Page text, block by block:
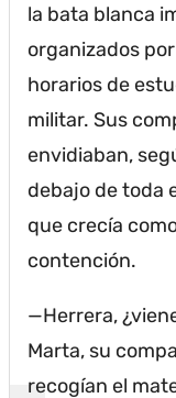
la bata blanca
organizados
horarios de
militar. Sus
envidiaban,
debajo de toda
que crecía
contención.
—Herrera,
Marta, su
recogían el